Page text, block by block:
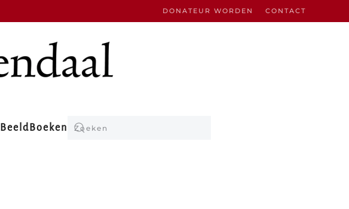
DONATEUR WORDEN CONTACT
Beeld Boeken